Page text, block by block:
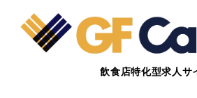
飲食店特化型求人サ